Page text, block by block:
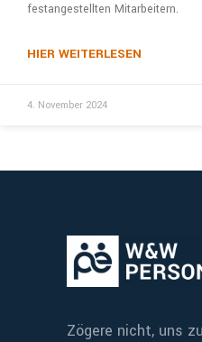
festangestellten Mitarbeitern.
HIER WEITERLESEN
4. November 2024
Zögere nicht, uns